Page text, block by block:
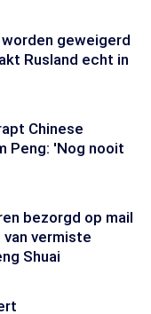
geweigerd
Rusland echt in
Chinese
Peng: 'Nog nooit
bezorgd op mail
vermiste
Shuai